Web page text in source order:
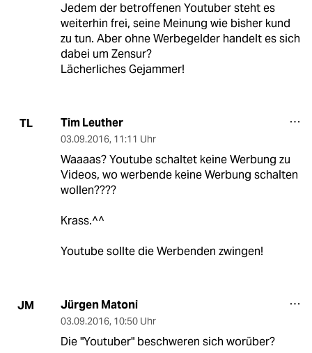
Jedem der betroffenen Youtuber steht es
weiterhin frei, seine Meinung wie bisher kund
zu tun. Aber ohne Werbegelder handelt es sich
dabei um Zensur?
Lächerliches Gejammer!
TL Tim Leuther
03.09.2016, 11:11 Uhr
Waaaas? Youtube schaltet keine Werbung zu
Videos, wo werbende keine Werbung schalten
wollen????
Krass.^^
Youtube sollte die Werbenden zwingen!
JM Jürgen Matoni
03.09.2016, 10:50 Uhr
Die "Youtuber" beschweren sich worüber?